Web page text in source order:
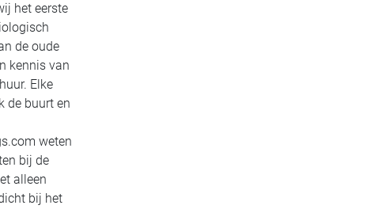
het eerste
de oude
kennis van
Elke
de buurt en
weten
bij de
alleen
bij het